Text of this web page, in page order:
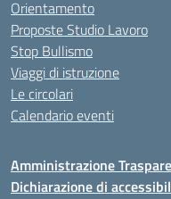
Orientamento
Proposte Studio Lavoro
Stop Bullismo
Viaggi di istruzione
Le circolari
Calendario eventi
Amministrazione
Dichiarazione di